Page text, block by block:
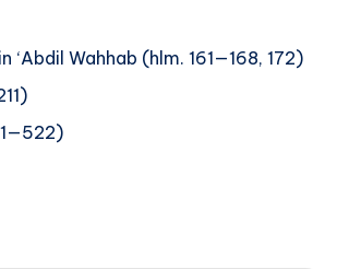
‘Abdil Wahhab (hlm. 161—168, 172)